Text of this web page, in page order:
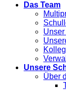
Das Team
Unsere
Über